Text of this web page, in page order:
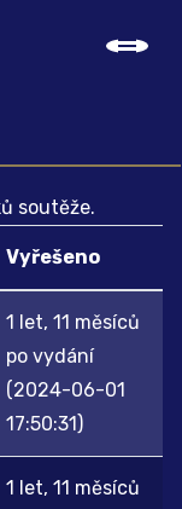
soutěže.
Vyřešeno
1 let, 11 měsíců
po vydání
(2024-06-01
17:50:31)
1 let, 11 měsíců